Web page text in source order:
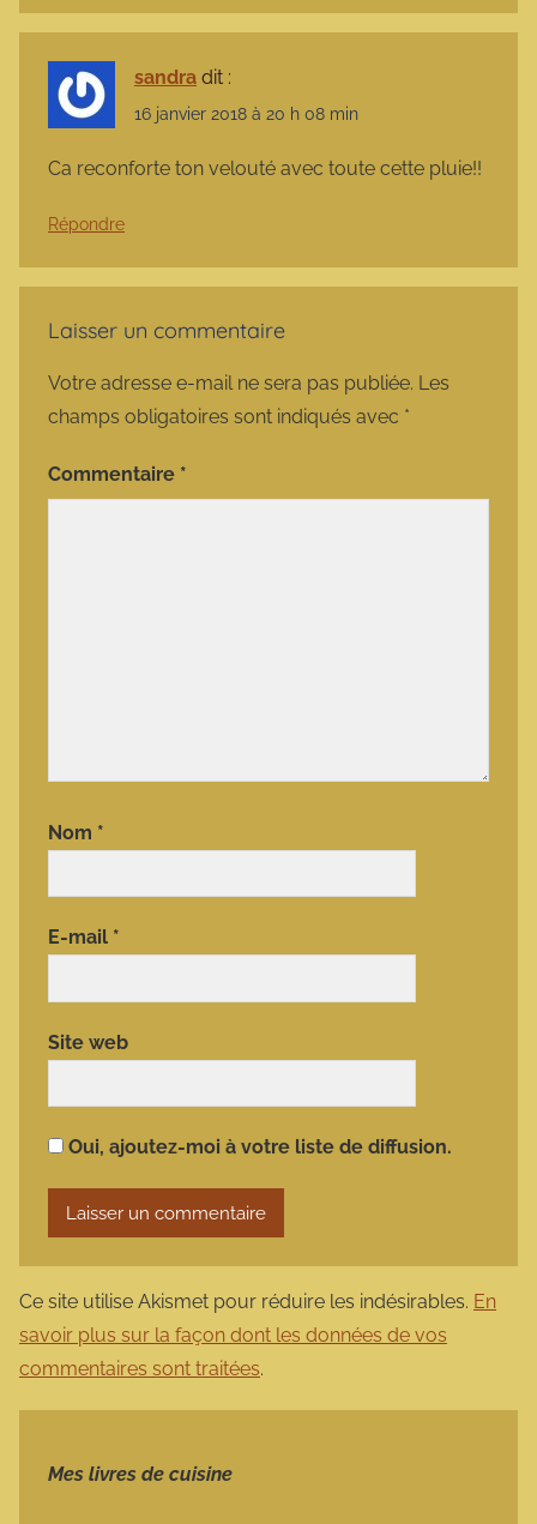
sandra dit :
16 janvier 2018 à 20 h 08 min
Ca reconforte ton velouté avec toute cette pluie!!
Répondre
Laisser un commentaire
Votre adresse e-mail ne sera pas publiée. Les
champs obligatoires sont indiqués avec *
Commentaire *
Nom *
E-mail *
Site web
Oui, ajoutez-moi à votre liste de diffusion.
Ce site utilise Akismet pour réduire les indésirables. En
savoir plus sur la façon dont les données de vos
commentaires sont traitées.
Mes livres de cuisine